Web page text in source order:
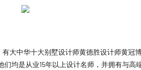
大中华十大别墅设计师黄德胜设计师黄冠
均是从业15年以上设计名师，并拥有与高